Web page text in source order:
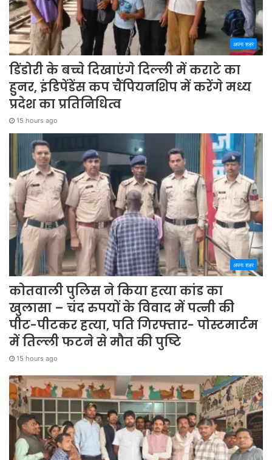
अपना शहर
डिंडोरी के बच्चे दिखाएंगे दिल्ली में कराटे का
हुनर, इंडिपेंडेंस कप चैंपियनशिप में करेंगे मध्य
प्रदेश का प्रतिनिधित्व
15 hours ago
अपना शहर
कोतवाली पुलिस ने किया हत्या कांड का
खुलासा – चंद रुपयों के विवाद में पत्नी की
पीट-पीटकर हत्या, पति गिरफ्तार- पोस्टमार्टम
में तिल्ली फटने से मौत की पुष्टि
15 hours ago